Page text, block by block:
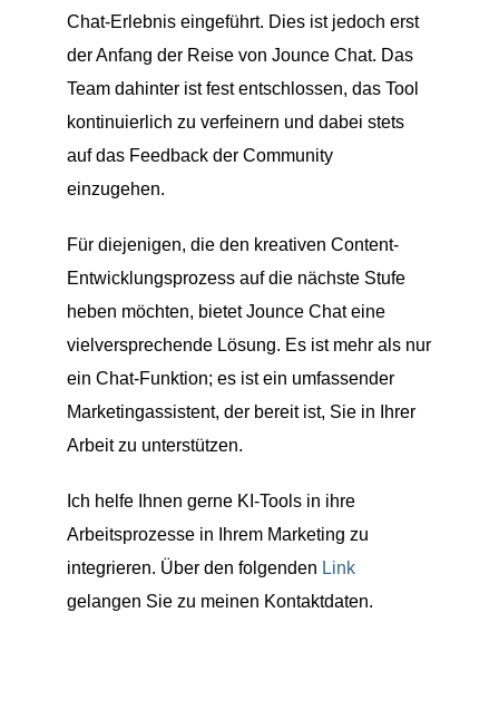
Chat-Erlebnis eingeführt. Dies ist jedoch erst
der Anfang der Reise von Jounce Chat. Das
Team dahinter ist fest entschlossen, das Tool
kontinuierlich zu verfeinern und dabei stets
auf das Feedback der Community
einzugehen.
Für diejenigen, die den kreativen Content-
Entwicklungsprozess auf die nächste Stufe
heben möchten, bietet Jounce Chat eine
vielversprechende Lösung. Es ist mehr als nur
ein Chat-Funktion; es ist ein umfassender
Marketingassistent, der bereit ist, Sie in Ihrer
Arbeit zu unterstützen.
Ich helfe Ihnen gerne KI-Tools in ihre
Arbeitsprozesse in Ihrem Marketing zu
integrieren. Über den folgenden Link
gelangen Sie zu meinen Kontaktdaten.